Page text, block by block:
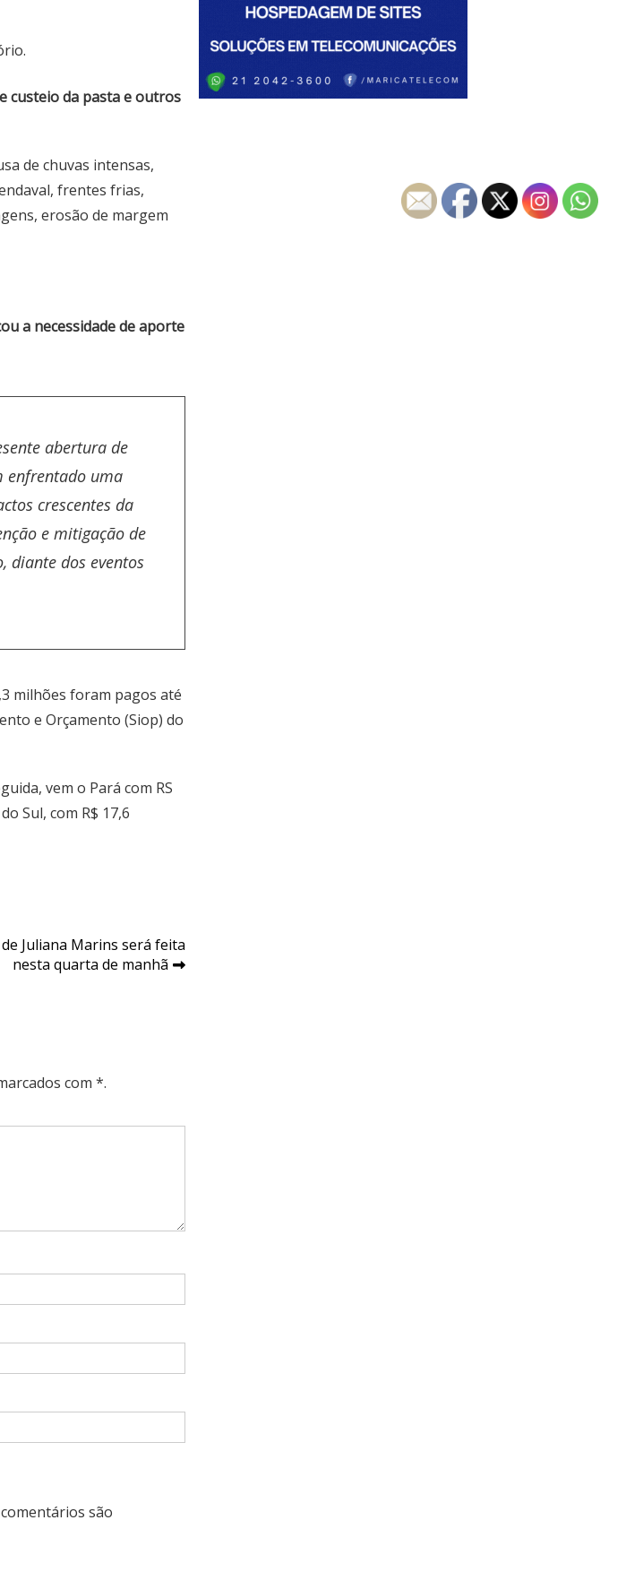
custeio da pasta e outros
de chuvas intensas,
frentes frias,
erosão de margem
a necessidade de aporte
abertura de
enfrentado uma
crescentes da
e mitigação de
diante dos eventos
milhões foram pagos até
e Orçamento (Siop) do
vem o Pará com RS
Sul, com R$ 17,6
Juliana Marins será feita
nesta quarta de manhã
com *.
são